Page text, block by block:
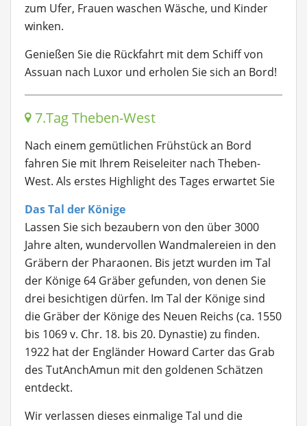
zum Ufer, Frauen waschen Wäsche, und Kinder
winken.
Genießen Sie die Rückfahrt mit dem Schiff von
Assuan nach Luxor und erholen Sie sich an Bord!
7.Tag Theben-West
Nach einem gemütlichen Frühstück an Bord
fahren Sie mit Ihrem Reiseleiter nach Theben-
West. Als erstes Highlight des Tages erwartet Sie
Das Tal der Könige
Lassen Sie sich bezaubern von den über 3000
Jahre alten, wundervollen Wandmalereien in den
Gräbern der Pharaonen. Bis jetzt wurden im Tal
der Könige 64 Gräber gefunden, von denen Sie
drei besichtigen dürfen. Im Tal der Könige sind
die Gräber der Könige des Neuen Reichs (ca. 1550
bis 1069 v. Chr. 18. bis 20. Dynastie) zu finden.
1922 hat der Engländer Howard Carter das Grab
des TutAnchAmun mit den goldenen Schätzen
entdeckt.
Wir verlassen dieses einmalige Tal und die